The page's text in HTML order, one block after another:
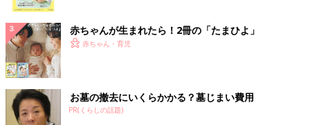
赤ちゃんが生まれたら！2冊の「たまひよ」
赤ちゃん・育児
お墓の撤去にいくらかかる？墓じまい費用
PR(くらしの話題)